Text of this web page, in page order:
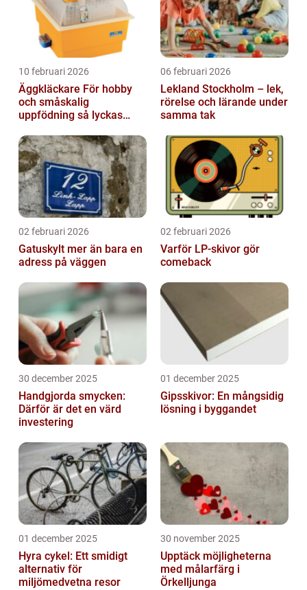
10 februari 2026
Äggkläckare För hobby
och småskalig
uppfödning så lyckas
06 februari 2026
Lekland Stockholm – lek,
rörelse och lärande under
samma tak
02 februari 2026
Gatuskylt mer än bara en
adress på väggen
02 februari 2026
Varför LP-skivor gör
comeback
30 december 2025
Handgjorda smycken:
Därför är det en värd
investering
01 december 2025
Gipsskivor: En mångsidig
lösning i byggandet
01 december 2025
Hyra cykel: Ett smidigt
alternativ för
miljömedvetna resor
30 november 2025
Upptäck möjligheterna
med målarfärg i
Örkelljunga